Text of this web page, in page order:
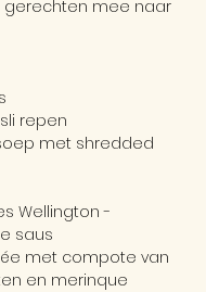
mee naar
repen
met shredded
Wellington -
saus
met compote van
en merinque